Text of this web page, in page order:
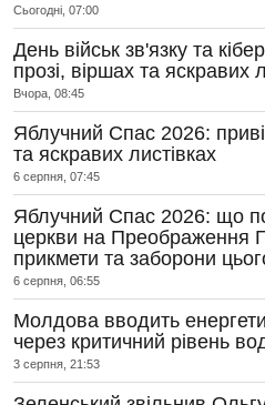
Сьогодні, 07:00
День військ зв'язку та
прозі, віршах та яскравих
Вчора, 08:45
Яблучний Спас 2026:
та яскравих листівках
6 серпня, 07:45
Яблучний Спас 2026: що
церкви на Преображення
прикмети та заборони
6 серпня, 06:55
Молдова вводить
через критичний рівень
3 серпня, 21:53